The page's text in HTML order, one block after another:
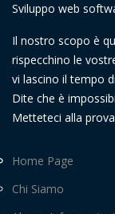
Sviluppo web
Il nostro scopo è
rispecchino le
vi lascino il tempo
Dite che è
Metteteci alla
Home Page
Chi Siamo